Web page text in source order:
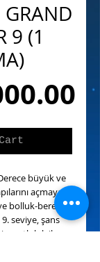
GRAND
9 (1
büyük ve
açmaya,
bolluk-bereket
seviye, şans
mutluluk ile